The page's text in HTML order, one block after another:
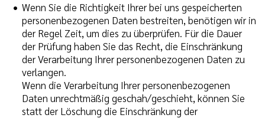
Wenn Sie die Richtigkeit Ihrer bei uns gespeicherten
personenbezogenen Daten bestreiten, benötigen wir in
der Regel Zeit, um dies zu überprüfen. Für die Dauer
der Prüfung haben Sie das Recht, die Einschränkung
der Verarbeitung Ihrer personenbezogenen Daten zu
verlangen.
Wenn die Verarbeitung Ihrer personenbezogenen
Daten unrechtmäßig geschah/geschieht, können Sie
statt der Löschung die Einschränkung der